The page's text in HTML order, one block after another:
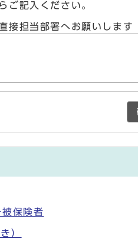
ご記入ください。
接担当部署へお願いしま
保険者
）